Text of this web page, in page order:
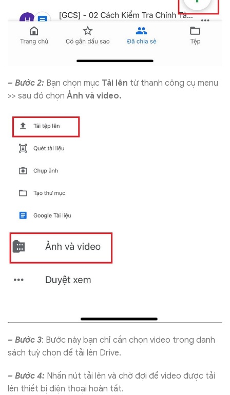
– Bước 2: Bạn chọn mục Tải lên từ thanh công cụ menu
>> sau đó chọn Ảnh và video.
– Bước 3: Bước này bạn chỉ cần chọn video trong danh
sách tuỳ chọn để tải lên Drive.
– Bước 4: Nhấn nút tải lên và chờ đợi để video được tải
lên thiết bị điện thoại hoàn tất.